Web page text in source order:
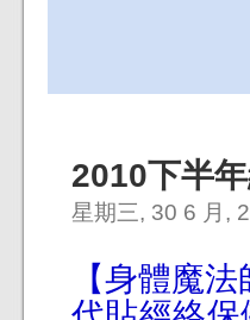
2010下半
星期三, 30 6 月,
【身體魔法